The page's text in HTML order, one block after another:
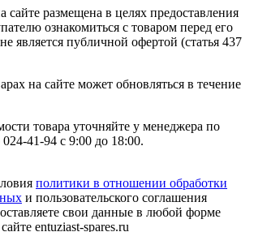
размещена в целях предоставления
ознакомиться с товаром перед его
является публичной офертой (статья 437
на сайте может обновляться в течение
товара уточняйте у менеджера по
41-94 с 9:00 до 18:00.
политики в отношении обработки
и пользовательского соглашения
свои данные в любой форме
entuziast-spares.ru